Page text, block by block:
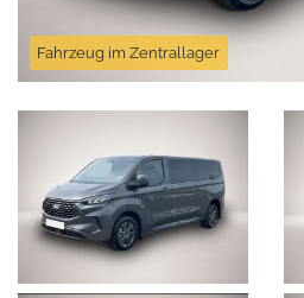
Fahrzeug im Zentrallager